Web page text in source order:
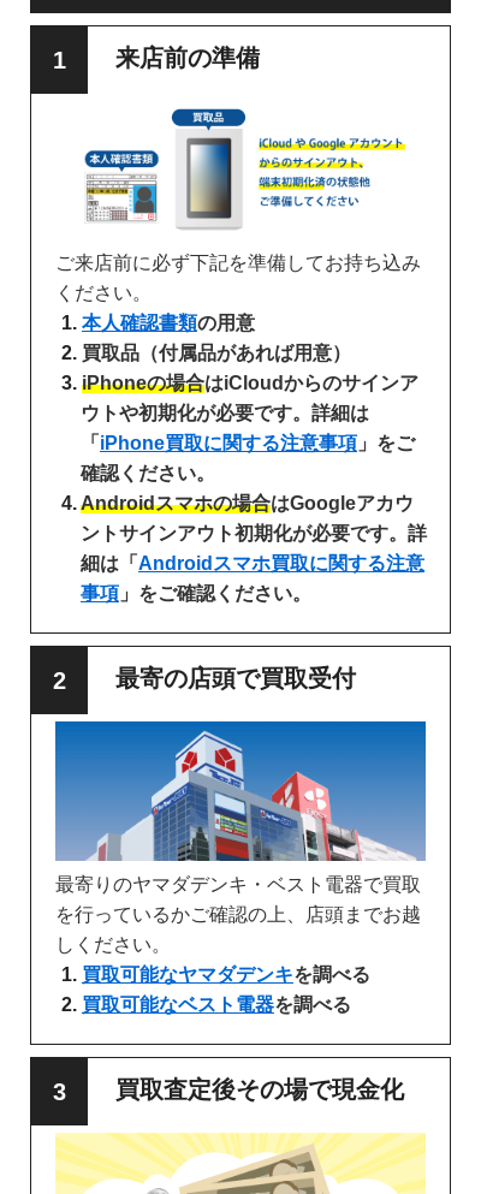
来店前の準備
ご来店前に必ず下記を準備してお持ち込み
ください。
本人確認書類の用意
買取品（付属品があれば用意）
iPhoneの場合はiCloudからのサインア
ウトや初期化が必要です。詳細は
「 iPhone買取に関する注意事項 」をご
確認ください。
Androidスマホの場合はGoogleアカウ
ントサインアウト初期化が必要です。詳
細は「 Androidスマホ買取に関する注意
事項 」をご確認ください。
最寄の店頭で買取受付
最寄りのヤマダデンキ・ベスト電器で買取
を行っているかご確認の上、店頭までお越
しください。
買取可能なヤマダデンキを調べる
買取可能なベスト電器を調べる
買取査定後その場で現金化